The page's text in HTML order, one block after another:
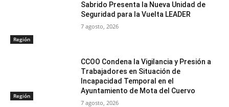
Región
Sabrido Presenta la Nueva Unidad de
Seguridad para la Vuelta LEADER
7 agosto, 2026
Región
CCOO Condena la Vigilancia y Presión a
Trabajadores en Situación de
Incapacidad Temporal en el
Ayuntamiento de Mota del Cuervo
7 agosto, 2026